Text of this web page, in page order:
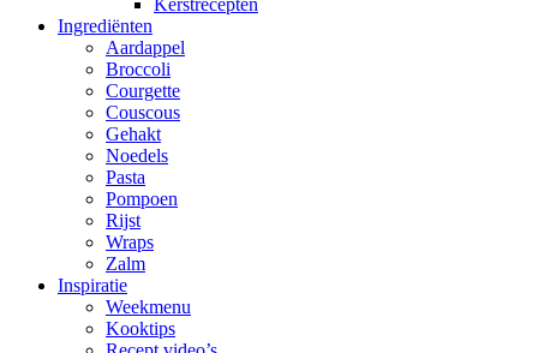
Kerstrecepten
Ingrediënten
Aardappel
Broccoli
Courgette
Couscous
Gehakt
Noedels
Pasta
Pompoen
Rijst
Wraps
Zalm
Inspiratie
Weekmenu
Kooktips